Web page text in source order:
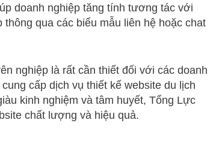
doanh nghiệp tăng tính tương tác với
qua các biểu mẫu liên hệ hoặc chat
nghiệp là rất cần thiết đối với các doanh
cấp dịch vụ thiết kế website du lịch
kinh nghiệm và tâm huyết, Tổng Lực
chất lượng và hiệu quả.